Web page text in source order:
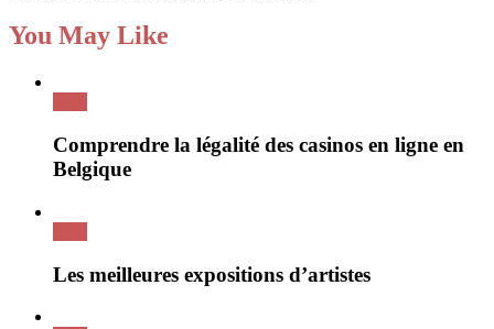
You May Like
Comprendre la légalité des casinos en ligne en
Belgique
Les meilleures expositions d’artistes